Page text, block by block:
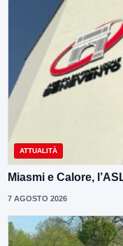
ATTUALITÀ
Miasmi e Calore,
7 AGOSTO 2026